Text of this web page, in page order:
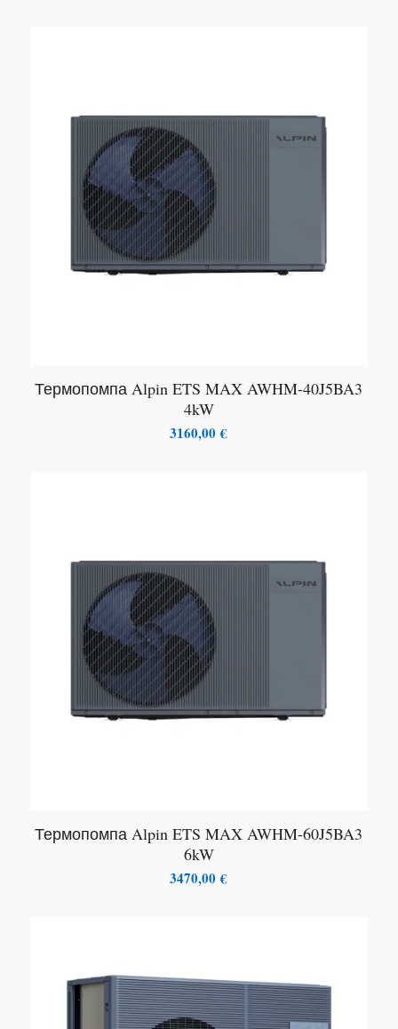
Термопомпа Alpin ETS MAX AWHM-40J5BA3
4kW
3160,00€
Термопомпа Alpin ETS MAX AWHM-60J5BA3
6kW
3470,00€